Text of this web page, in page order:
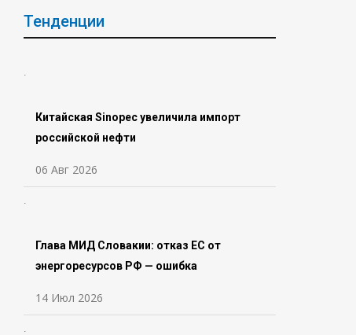
Тенденции
Китайская Sinopec увеличила импорт
российской нефти
06 Авг 2026
Глава МИД Словакии: отказ ЕС от
энергоресурсов РФ — ошибка
14 Июл 2026